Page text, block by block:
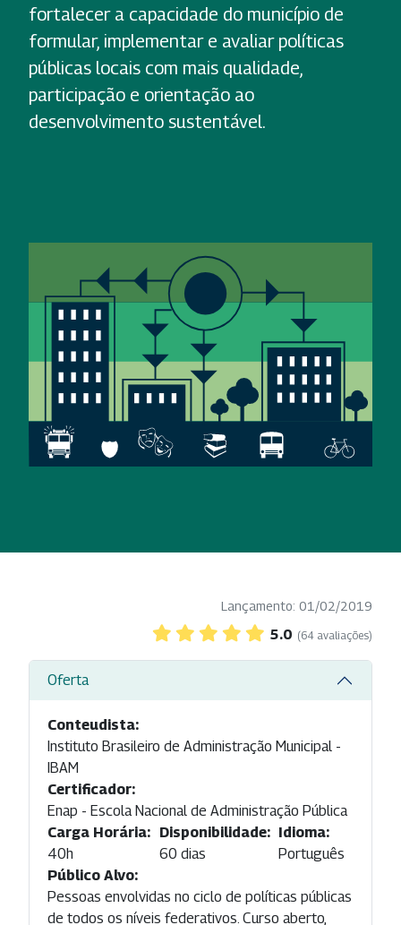
fortalecer a capacidade do município de
formular, implementar e avaliar políticas
públicas locais com mais qualidade,
participação e orientação ao
desenvolvimento sustentável.
Lançamento: 01/02/2019
5.0 (64 avaliações)
Oferta
Conteudista:
Instituto Brasileiro de Administração Municipal -
IBAM
Certificador:
Enap - Escola Nacional de Administração Pública
Carga Horária:
40h
Disponibilidade:
60 dias
Idioma:
Português
Público Alvo:
Pessoas envolvidas no ciclo de políticas públicas
de todos os níveis federativos. Curso aberto,